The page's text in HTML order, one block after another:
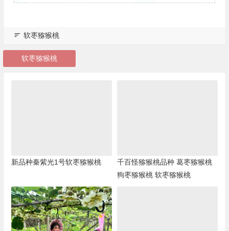
软枣猕猴桃
软枣猕猴桃
新品种秦紫光1号软枣猕猴桃
千百怪猕猴桃品种 葛枣猕猴桃
狗枣猕猴桃 软枣猕猴桃